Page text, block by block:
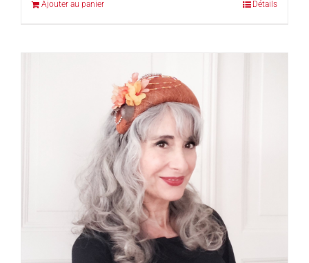
Ajouter au panier Détails